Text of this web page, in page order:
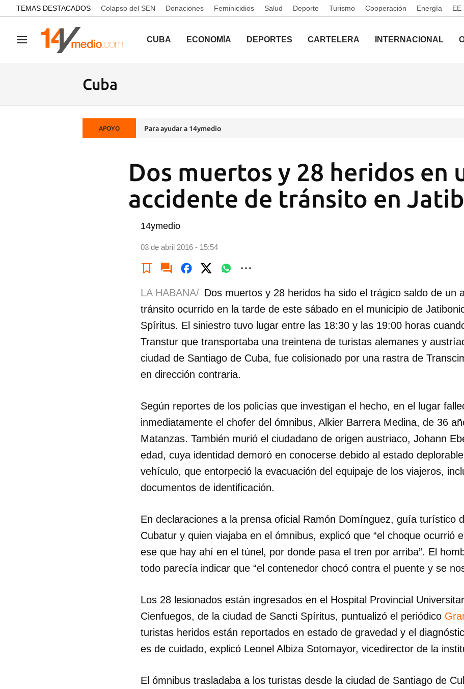
common.go-to-content
TEMAS DESTACADOS Colapso del SEN Donaciones Feminicidios Salud Deporte Turismo Cooperación Energía EE
Navegación CUBA ECONOMÍA DEPORTES CARTELERA INTERNACIONAL
Cuba
APOYO Para ayudar a 14ymedio
Dos muertos y 28 heridos en
accidente de tránsito en
14ymedio
03 de abril 2016 - 15:54
LA HABANA/ Dos muertos y 28 heridos ha sido el trágico saldo de un
tránsito ocurrido en la tarde de este sábado en el municipio de
Spíritus. El siniestro tuvo lugar entre las 18:30 y las 19:00 horas
Transtur que transportaba una treintena de turistas alemanes y
ciudad de Santiago de Cuba, fue colisionado por una rastra de
en dirección contraria.
Según reportes de los policías que investigan el hecho, en el lugar
inmediatamente el chofer del ómnibus, Alkier Barrera Medina, de 36
Matanzas. También murió el ciudadano de origen austriaco, Johann
edad, cuya identidad demoró en conocerse debido al estado
vehículo, que entorpeció la evacuación del equipaje de los viajeros,
documentos de identificación.
En declaraciones a la prensa oficial Ramón Domínguez, guía turístico
Cubatur y quien viajaba en el ómnibus, explicó que “el choque ocurrió
ese que hay ahí en el túnel, por donde pasa el tren por arriba”. El
todo parecía indicar que “el contenedor chocó contra el puente y se
Los 28 lesionados están ingresados en el Hospital Provincial
Cienfuegos, de la ciudad de Sancti Spíritus, puntualizó el periódico
turistas heridos están reportados en estado de gravedad y el
es de cuidado, explicó Leonel Albiza Sotomayor, vicedirector de la
El ómnibus trasladaba a los turistas desde la ciudad de Santiago de